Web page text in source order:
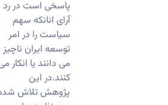
پاسخی است در رد
آرای انانکه سهم
سیاست را در امر
توسعه ایران ناچیز
می دانند یا انکار می
کنند.در این
پژوهش تلاش شده